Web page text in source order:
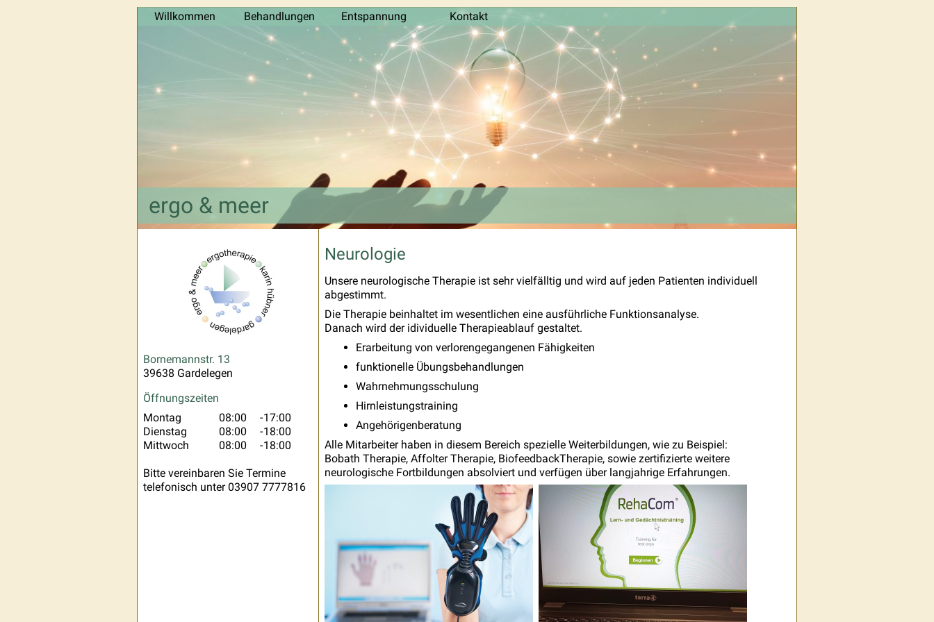
ergo & meer
Willkommen Behandlungen Entspannung Kontakt
Neurologie
Unsere neurologische Therapie ist sehr vielfälltig und wird auf jeden Patienten individuell
abgestimmt.
Die Therapie beinhaltet im wesentlichen eine ausführliche Funktionsanalyse.
Danach wird der idividuelle Therapieablauf gestaltet.
Erarbeitung von verlorengegangenen Fähigkeiten
funktionelle Übungsbehandlungen
Wahrnehmungsschulung
Hirnleistungstraining
Angehörigenberatung
Alle Mitarbeiter haben in diesem Bereich spezielle Weiterbildungen, wie zu Beispiel:
Bobath Therapie, Affolter Therapie, BiofeedbackTherapie, sowie zertifizierte weitere
neurologische Fortbildungen absolviert und verfügen über langjahrige Erfahrungen.
Bornemannstr. 13
39638 Gardelegen
Öffnungszeiten
Montag
08:00 -17:00
Dienstag
08:00 -18:00
Mittwoch
08:00 -18:00
Bitte vereinbaren Sie Termine
telefonisch unter 03907 7777816